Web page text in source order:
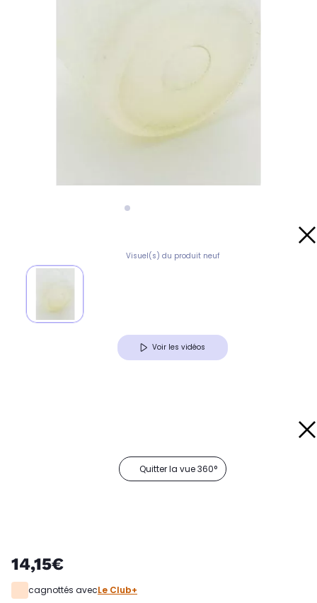
Visuel(s) du produit neuf
Voir les vidéos
Quitter la vue 360°
14,15€
cagnottés avecLe Club+